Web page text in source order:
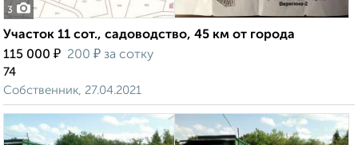
3
Участок 11 сот., садоводство, 45 км от города
115 000 ₽ 200 ₽ за сотку
74
Собственник, 27.04.2021